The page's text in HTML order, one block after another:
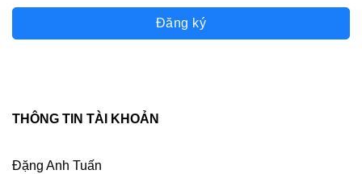
Đăng ký
THÔNG TIN TÀI KHOẢN
Đặng Anh Tuấn